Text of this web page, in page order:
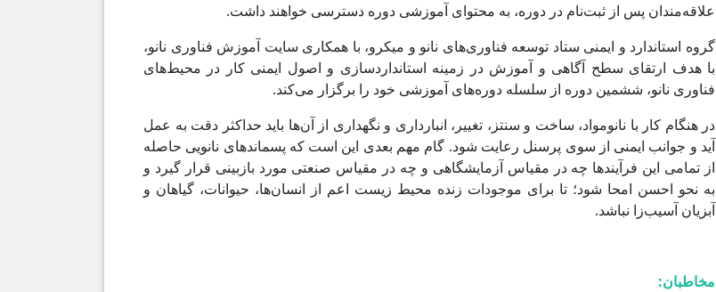
علاقه‌مندان پس از ثبت‌نام در دوره، به محتوای آموزشی دوره دسترسی خواهند داشت.
گروه استاندارد و ایمنی ستاد توسعه فناوری‌های نانو و میکرو، با همکاری سایت آموزش فناوری نانو،
با هدف ارتقای سطح آگاهی و آموزش در زمینه استانداردسازی و اصول ایمنی کار در محیط‌های
فناوری نانو، ششمین دوره از سلسله دوره‌های آموزشی خود را برگزار می‌کند.
در هنگام کار با نانومواد، ساخت و سنتز، تغییر، انبارداری و نگهداری از آن‌ها باید حداکثر دقت به عمل
آید و جوانب ایمنی از سوی پرسنل رعایت شود. گام مهم بعدی این است که پسماندهای نانویی حاصله
از تمامی این فرآیندها چه در مقیاس آزمایشگاهی و چه در مقیاس صنعتی مورد بازبینی قرار گیرد و
به نحو احسن امحا شود؛ تا برای موجودات زنده محیط زیست اعم از انسان‌ها، حیوانات، گیاهان و
آبزیان آسیب‌زا نباشد.
مخاطبان: